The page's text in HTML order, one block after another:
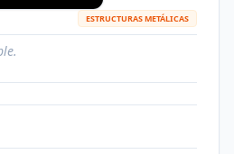
ESTRUCTURAS METÁLICAS